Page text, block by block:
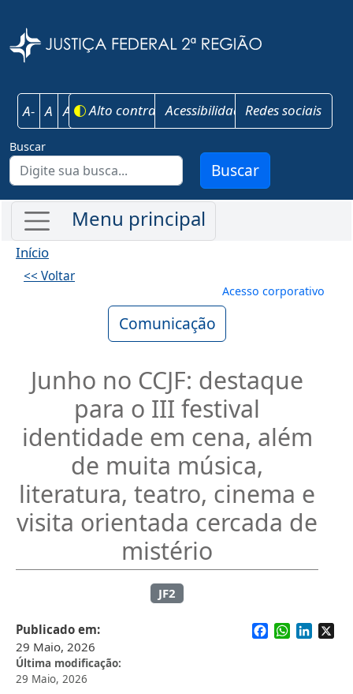
A- A A+ Alto contrasteAcessibilidadeRedes sociais
Buscar
Buscar
Início
<< Voltar
Menu de
Acesso corporativo
Comunicação
Junho no CCJF: destaque
para o III festival
identidade em cena, além
de muita música,
literatura, teatro, cinema e
visita orientada cercada de
mistério
JF2
Publicado em
29 Maio, 2026
Última modificação
29 Maio, 2026
Facebook
WhatsApp